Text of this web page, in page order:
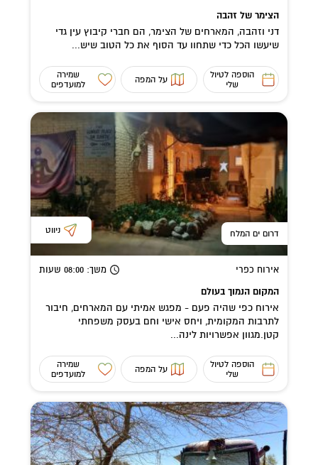
הצימר של זהבה
דני וזהבה, המארחים של הצימר, הם חברי קיבוץ עין גדי
שיעשו הכל כדי שתחוו עד הסוף את כל הטוב שיש...
הוספה לטיול
שלי
על המפה
שמירה
למועדפים
דרום ים המלח ניווט
אירוח כפרי משך: 08:00 שעות
המקום הנמוך בעולם
אירוח כפי שהיה פעם - מפגש אמיתי עם המארחים, חיבור
לתרבות המקומית, ויחס אישי וחם בעסק משפחתי
קטן.מגוון אפשרויות לינה...
הוספה לטיול
שלי
על המפה
שמירה
למועדפים